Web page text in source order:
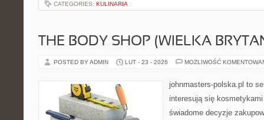
CATEGORIES: KULINARIA
THE BODY SHOP (WIELKA
POSTED BY ADMIN LUT - 23 - 2026 MOŻLIWOŚĆ
johnmasters-polska.pl to
interesują się
świadome decyzje